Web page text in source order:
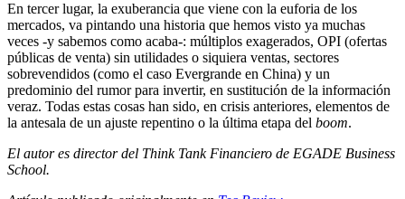
En tercer lugar, la exuberancia que viene con la euforia de los
mercados, va pintando una historia que hemos visto ya muchas
veces -y sabemos como acaba-: múltiplos exagerados, OPI (ofertas
públicas de venta) sin utilidades o siquiera ventas, sectores
sobrevendidos (como el caso Evergrande en China) y un
predominio del rumor para invertir, en sustitución de la información
veraz. Todas estas cosas han sido, en crisis anteriores, elementos de
la antesala de un ajuste repentino o la última etapa del boom.
El autor es director del Think Tank Financiero de EGADE Business
School.